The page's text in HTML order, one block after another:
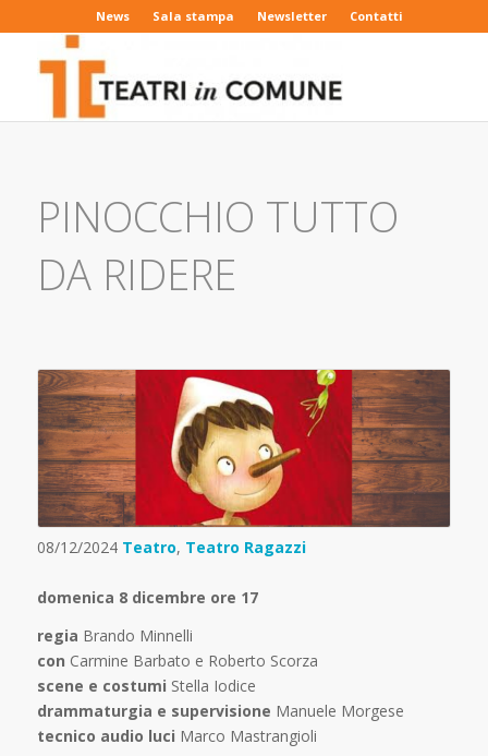
News Sala stampa Newsletter Contatti
PINOCCHIO TUTTO
DA RIDERE
08/12/2024 Teatro, Teatro Ragazzi
domenica 8 dicembre ore 17
regia Brando Minnelli
con Carmine Barbato e Roberto Scorza
scene e costumi Stella Iodice
drammaturgia e supervisione Manuele Morgese
tecnico audio luci Marco Mastrangioli